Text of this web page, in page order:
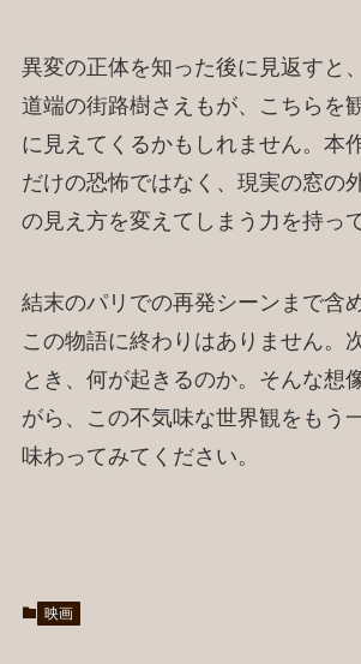
異変の正体を知った後に見返すと
道端の街路樹さえもが、こちらを
に見えてくるかもしれません。本
だけの恐怖ではなく、現実の窓の
の見え方を変えてしまう力を持っ
結末のパリでの再発シーンまで含
この物語に終わりはありません。
とき、何が起きるのか。そんな想
がら、この不気味な世界観をもう
味わってみてください。
映画